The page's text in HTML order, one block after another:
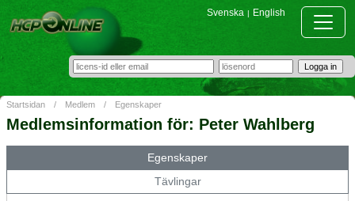
Svenska | English
Startsidan / Medlem / Egenskaper
Medlemsinformation för: Peter Wahlberg
Egenskaper
Tävlingar